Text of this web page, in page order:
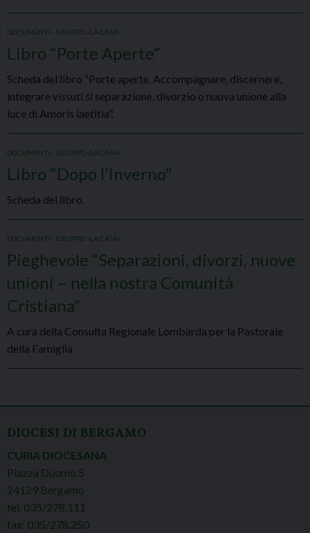
DOCUMENTI - GRUPPO «LA CASA»
Libro “Porte Aperte”
Scheda del libro “Porte aperte. Accompagnare, discernere,
integrare vissuti si separazione, divorzio o nuova unione alla
luce di Amoris laetitia”.
DOCUMENTI - GRUPPO «LA CASA»
Libro “Dopo l’Inverno”
Scheda del libro.
DOCUMENTI - GRUPPO «LA CASA»
Pieghevole “Separazioni, divorzi, nuove
unioni – nella nostra Comunità
Cristiana”
A cura della Consulta Regionale Lombarda per la Pastorale
della Famiglia.
s
t
N
a
v
DIOCESI DI BERGAMO
CURIA DIOCESANA
Piazza Duomo 5
24129 Bergamo
tel. 035/278.111
fax: 035/278.250